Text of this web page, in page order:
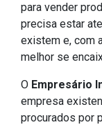
para vender
precisa estar
existem e, com
melhor se
O Empresário
empresa
procurados por